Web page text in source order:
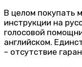
В целом покупать
инструкции на
голосовой
английском.
– отсутствие